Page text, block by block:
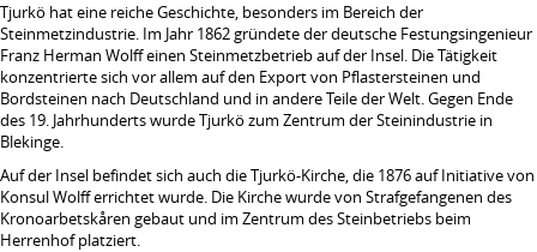
Tjurkö hat eine reiche Geschichte, besonders im Bereich der
Steinmetzindustrie. Im Jahr 1862 gründete der deutsche Festungsingenieur
Franz Herman Wolff einen Steinmetzbetrieb auf der Insel. Die Tätigkeit
konzentrierte sich vor allem auf den Export von Pflastersteinen und
Bordsteinen nach Deutschland und in andere Teile der Welt. Gegen Ende
des 19. Jahrhunderts wurde Tjurkö zum Zentrum der Steinindustrie in
Blekinge.
Auf der Insel befindet sich auch die Tjurkö-Kirche, die 1876 auf Initiative von
Konsul Wolff errichtet wurde. Die Kirche wurde von Strafgefangenen des
Kronoarbetskåren gebaut und im Zentrum des Steinbetriebs beim
Herrenhof platziert.